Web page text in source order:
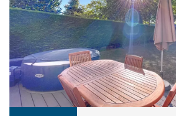
APERÇU